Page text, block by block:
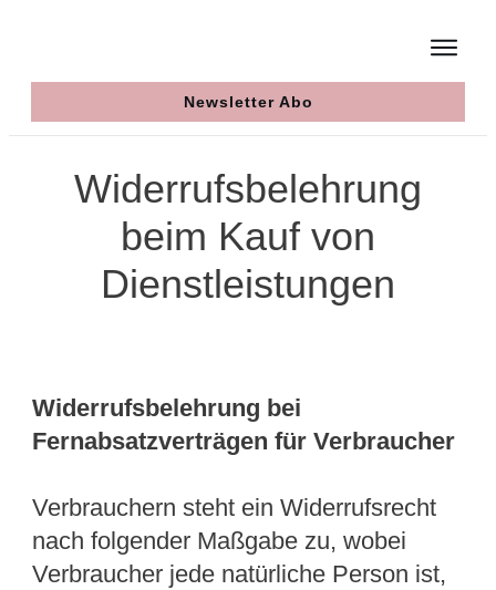
Newsletter Abo
Widerrufsbelehrung
beim Kauf von
Dienstleistungen
Widerrufsbelehrung bei
Fernabsatzverträgen für Verbraucher
Verbrauchern steht ein Widerrufsrecht
nach folgender Maßgabe zu, wobei
Verbraucher jede natürliche Person ist,